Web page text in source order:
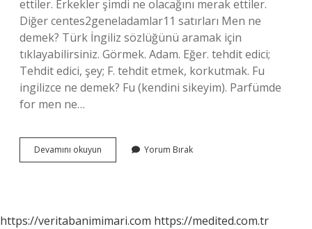
ettiler. Erkekler şimdi ne olacağını merak ettiler.
Diğer centes2geneladamlar11 satırları Men ne
demek? Türk İngiliz sözlüğünü aramak için
tıklayabilirsiniz. Görmek. Adam. Eğer. tehdit edici;
Tehdit edici, şey; F. tehdit etmek, korkutmak. Fu
ingilizce ne demek? Fu (kendini sikeyim). Parfümde
for men ne…
Devamını okuyun
Men
Yorum Bırak
https://veritabanimimari.com https://medited.com.tr